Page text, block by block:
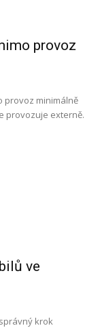
provoz
provoz minimálně
provozuje externě.
ve
krok